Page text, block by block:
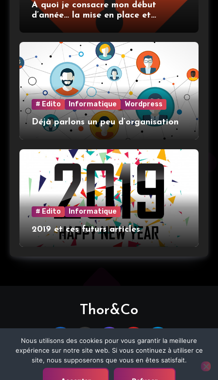
A quoi je consacre mon début
d’année… la mise en place et
l’utilisation de git
# Edito Informatique Wordpress
Déjà parlons un peu d’organisation
# Edito Informatique
2019 et ces futurs articles
Thor&Co
Nous utilisons des cookies pour vous garantir la meilleure
expérience sur notre site web. Si vous continuez à utiliser ce
site, nous supposerons que vous en êtes satisfait.